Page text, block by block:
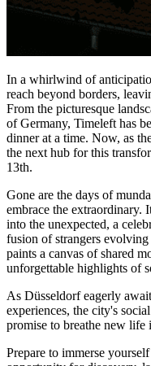
In a whirlwind of
reach beyond borders,
From the picturesque
of Germany, Timeleft has
dinner at a time. Now, as
the next hub for this
13th.
Gone are the days of
embrace the extraordinary.
into the unexpected, a
fusion of strangers
paints a canvas of shared
unforgettable highlights of
As Düsseldorf eagerly
experiences, the city's
promise to breathe new life
Prepare to immerse